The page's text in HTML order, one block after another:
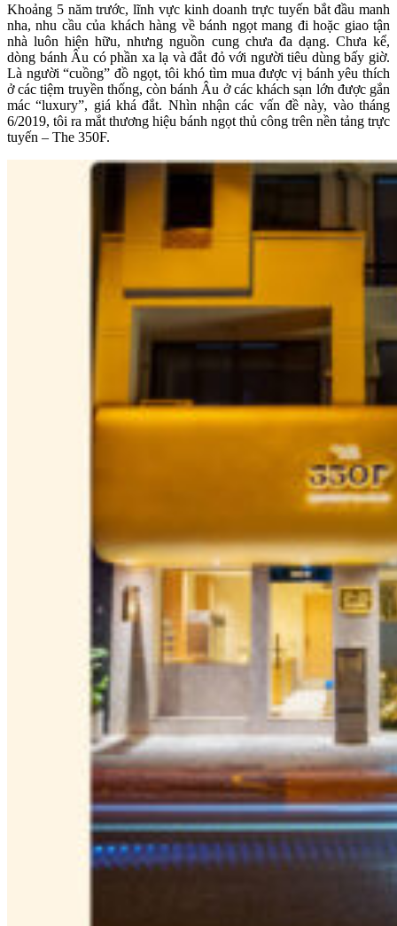
Khoảng 5 năm trước, lĩnh vực kinh doanh trực tuyến bắt đầu manh
nha, nhu cầu của khách hàng về bánh ngọt mang đi hoặc giao tận
nhà luôn hiện hữu, nhưng nguồn cung chưa đa dạng. Chưa kể,
dòng bánh Âu có phần xa lạ và đắt đỏ với người tiêu dùng bấy giờ.
Là người “cuồng” đồ ngọt, tôi khó tìm mua được vị bánh yêu thích
ở các tiệm truyền thống, còn bánh Âu ở các khách sạn lớn được gắn
mác “luxury”, giá khá đắt. Nhìn nhận các vấn đề này, vào tháng
6/2019, tôi ra mắt thương hiệu bánh ngọt thủ công trên nền tảng trực
tuyến – The 350F.